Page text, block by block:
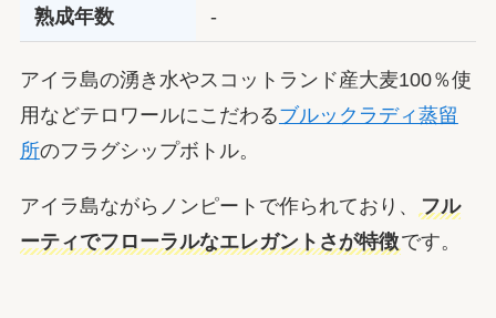
熟成年数 ‐
アイラ島の湧き水やスコットランド産大麦100％使
用などテロワールにこだわるブルックラディ蒸留
所のフラグシップボトル。
アイラ島ながらノンピートで作られており、
フル
ーティでフローラルなエレガントさが特徴です。